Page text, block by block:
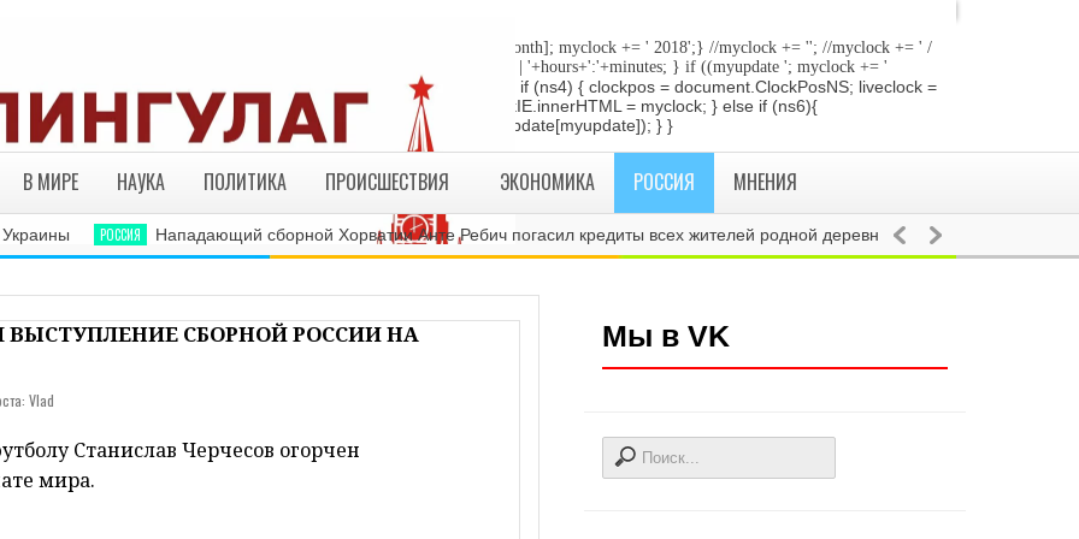
return; } //Date-Time if (StyleDate) { myclock = ''; myclock += '
myclock += DaysOfWeek[day]+', '+mday+mn+' '+MonthsOfYear[month]; myclock += ' 2018';} //myclock += ''; //myclock += ' /
{ myclock += ''+hours+':'+minutes; } if (DisplayDate) { myclock += ' | '+hours+':'+minutes; } if ((myupdate '; myclock += '
return; } //end edit by RBO Team // Write the clock to the layer: if (ns4) { clockpos = document.ClockPosNS; liveclock =
liveclock.document.close(); } else if (ie4) { LiveClockIE.innerHTML = myclock; } else if (ns6){
myclock; } if (myupdate != 0) { setTimeout("show_clock()",ClockUpdate[myupdate]); } }
В МИРЕ НАУКА ПОЛИТИКА ПРОИСШЕСТВИЯ ЭКОНОМИКА РОССИЯ МНЕНИЯ
РОССИЯ Нападающий сборной Хорватии Анте Ребич погасил кредиты всех жителей родной деревни после ЧМ
СБОРНОЙ РОССИИ НА
Vlad
Станислав Черчесов огорчен
мира.
Мы в VK